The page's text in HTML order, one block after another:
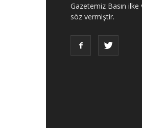
Gazetemiz Basın
söz vermiştir.